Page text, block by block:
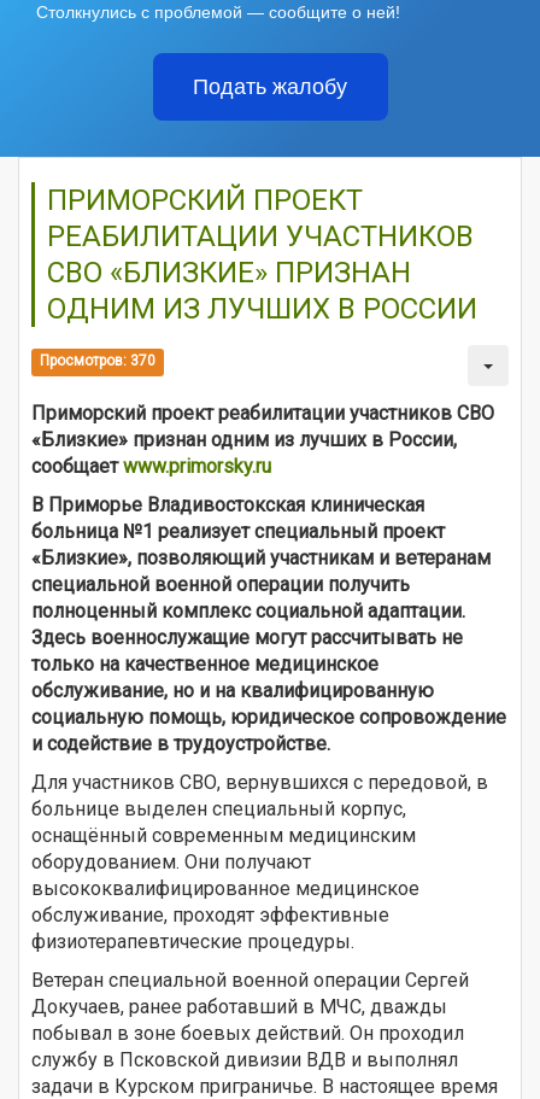
Столкнулись с проблемой — сообщите о ней!
Подать жалобу
ПРИМОРСКИЙ ПРОЕКТ
РЕАБИЛИТАЦИИ УЧАСТНИКОВ
СВО «БЛИЗКИЕ» ПРИЗНАН
ОДНИМ ИЗ ЛУЧШИХ В РОССИИ
Просмотров: 370
Приморский проект реабилитации участников СВО
«Близкие» признан одним из лучших в России,
сообщаетwww.primorsky.ru
В Приморье Владивостокская клиническая
больница №1 реализует специальный проект
«Близкие», позволяющий участникам и ветеранам
специальной военной операции получить
полноценный комплекс социальной адаптации.
Здесь военнослужащие могут рассчитывать не
только на качественное медицинское
обслуживание, но и на квалифицированную
социальную помощь, юридическое сопровождение
и содействие в трудоустройстве.
Для участников СВО, вернувшихся с передовой, в
больнице выделен специальный корпус,
оснащённый современным медицинским
оборудованием. Они получают
высококвалифицированное медицинское
обслуживание, проходят эффективные
физиотерапевтические процедуры.
Ветеран специальной военной операции Сергей
Докучаев, ранее работавший в МЧС, дважды
побывал в зоне боевых действий. Он проходил
службу в Псковской дивизии ВДВ и выполнял
задачи в Курском приграничье. В настоящее время